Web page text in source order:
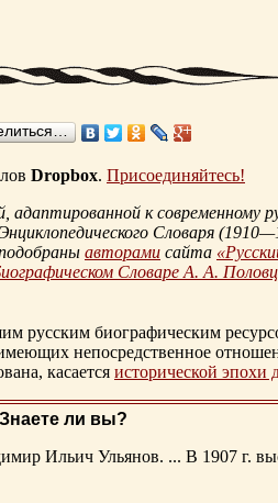
Dropbox. Присоединяйтесь!
к современному
Словаря (
авторами сайта
Словаре А. А.
русским биографическим
непосредственное
касается исторической эпохи
Знаете ли вы?
Ильич Ульянов. ... В 1907 г.